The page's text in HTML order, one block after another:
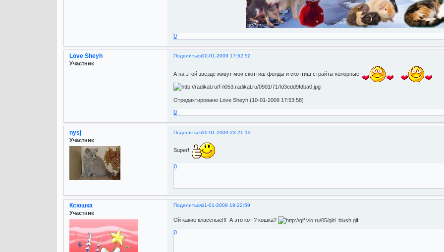
0
Поделиться10-01-2009 17:52:52
Love Sheyh
Участник
А на этой звезде живут мои скоттиш фолды и скоттиш страйты колорные
Отредактировано Love Sheyh (10-01-2009 17:53:58)
0
Поделиться10-01-2009 23:21:13
nysj
Участник
Super!
0
Поделиться11-01-2009 18:22:59
Ксюшка
Участник
Ой какие классные!!! А это кот ? кошка?
0